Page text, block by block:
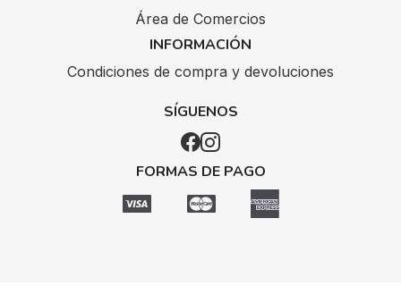
Área de Comercios
INFORMACIÓN
Condiciones de compra y devoluciones
SÍGUENOS
FORMAS DE PAGO